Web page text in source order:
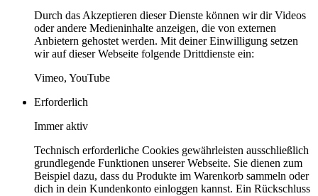
Durch das Akzeptieren dieser Dienste können wir dir Videos
oder andere Medieninhalte anzeigen, die von externen
Anbietern gehostet werden. Mit deiner Einwilligung setzen
wir auf dieser Webseite folgende Drittdienste ein:
Vimeo, YouTube
Erforderlich
Immer aktiv
Technisch erforderliche Cookies gewährleisten ausschließlich
grundlegende Funktionen unserer Webseite. Sie dienen zum
Beispiel dazu, dass du Produkte im Warenkorb sammeln oder
dich in dein Kundenkonto einloggen kannst. Ein Rückschluss